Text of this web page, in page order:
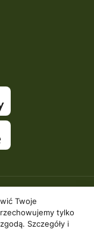
Twoje
tylko
Szczegóły i